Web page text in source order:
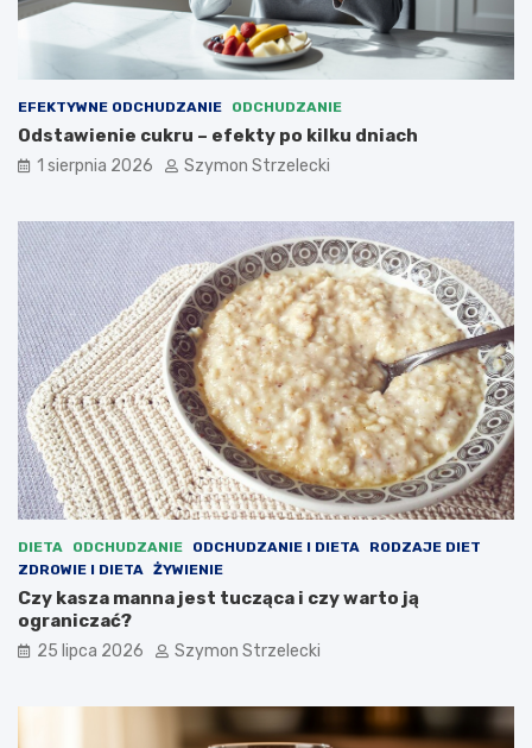
EFEKTYWNE ODCHUDZANIE ODCHUDZANIE
Odstawienie cukru – efekty po kilku dniach
1 sierpnia 2026 Szymon Strzelecki
DIETA ODCHUDZANIE ODCHUDZANIE I DIETA
RODZAJE DIET
ZDROWIE I DIETA ŻYWIENIE
Czy kasza manna jest tucząca i czy warto ją
ograniczać?
25 lipca 2026 Szymon Strzelecki